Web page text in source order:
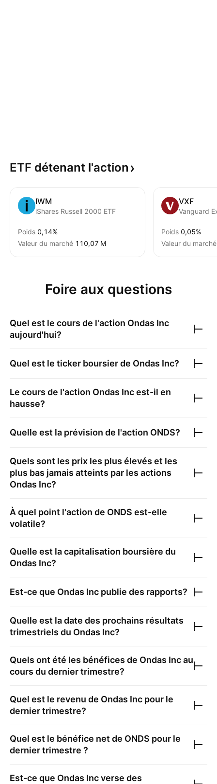
ETF détenant l'action
IWM
iShares Russell 2000 ETF
Poids 0,14%
Valeur du marché ‪110,07 M‬
VXF
Vanguard
Poids 0,05%
Valeur du marché
Foire aux questions
Quel est le cours de l'action Ondas Inc
aujourd'hui?
Quel est le ticker boursier de Ondas Inc?
Le cours de l'action Ondas Incest-il en
hausse?
Quelle est la prévision de l'action ONDS?
Quels sont les prix les plus élevés et les
plus bas jamais atteints par les actions
Ondas Inc?
À quel point l'action de ONDS est-elle
volatile?
Quelle est la capitalisation boursière du
Ondas Inc?
Est-ce que Ondas Inc publie des rapports?
Quelle est la date des prochains résultats
trimestriels du Ondas Inc?
Quels ont été les bénéfices de Ondas Incau
cours du dernier trimestre?
Quel est le revenu de Ondas Inc pour le
dernier trimestre?
Quel est le bénéfice net de ONDS pour le
dernier trimestre ?
Est-ce que Ondas Incverse des